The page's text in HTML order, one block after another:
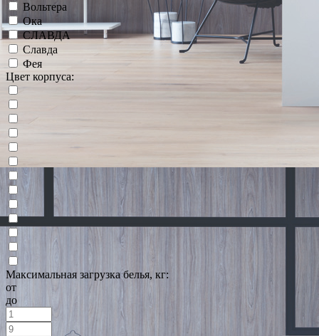
Вольтера
Ока
СЛАВДА
Славда
Фея
Цвет корпуса:
Максимальная загрузка белья, кг:
от
до